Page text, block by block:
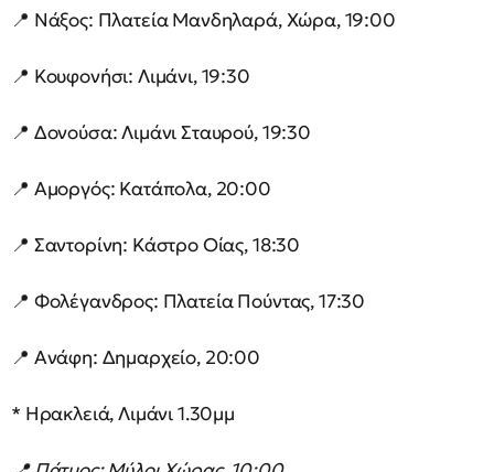
📍 Νάξος: Πλατεία Μανδηλαρά, Χώρα, 19:00
📍 Κουφονήσι: Λιμάνι, 19:30
📍 Δονούσα: Λιμάνι Σταυρού, 19:30
📍 Αμοργός: Κατάπολα, 20:00
📍 Σαντορίνη: Κάστρο Οίας, 18:30
📍 Φολέγανδρος: Πλατεία Πούντας, 17:30
📍 Ανάφη: Δημαρχείο, 20:00
* Ηρακλειά, Λιμάνι 1.30μμ